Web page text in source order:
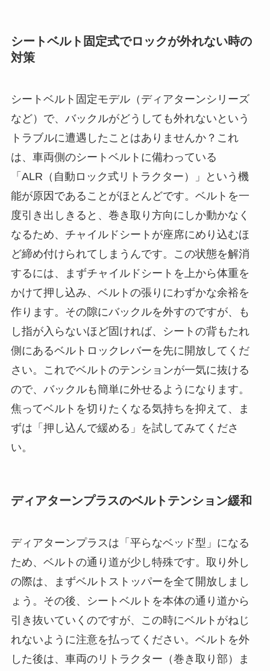
シートベルト固定式でロックが外れない時の
対策
シートベルト固定モデル（ディアターンシリーズ
など）で、バックルがどうしても外れないという
トラブルに遭遇したことはありませんか？これ
は、車両側のシートベルトに備わっている
「ALR（自動ロック式リトラクター）」という機
能が原因であることがほとんどです。ベルトを一
度引き出しきると、巻き取り方向にしか動かなく
なるため、チャイルドシートが座席にめり込むほ
ど締め付けられてしまうんです。この状態を解消
するには、まずチャイルドシートを上から体重を
かけて押し込み、ベルトの張りにわずかな余裕を
作ります。その隙にバックルを外すのですが、も
し指が入らないほど固ければ、シートの背もたれ
側にあるベルトロックレバーを先に開放してくだ
さい。これでベルトのテンションが一気に抜ける
ので、バックルも簡単に外せるようになります。
焦ってベルトを切りたくなる気持ちを抑えて、ま
ずは「押し込んで緩める」を試してみてくださ
い。
ディアターンプラスのベルトテンション緩和
ディアターンプラスは「平らなベッド型」になる
ため、ベルトの通り道が少し特殊です。取り外し
の際は、まずベルトストッパーを全て開放しまし
ょう。その後、シートベルトを本体の通り道から
引き抜いていくのですが、この時にベルトがねじ
れないように注意を払ってください。ベルトを外
した後は、車両のリトラクター（巻き取り部）ま